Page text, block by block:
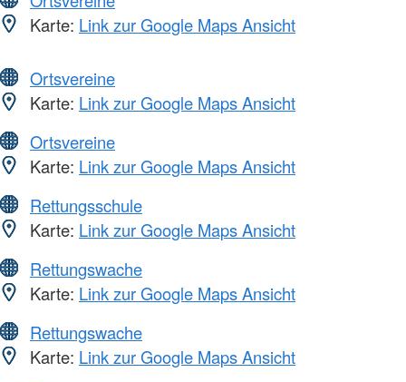
Karte: Link zur Google Maps Ansicht
Ortsvereine
Karte: Link zur Google Maps Ansicht
Ortsvereine
Karte: Link zur Google Maps Ansicht
Rettungsschule
Karte: Link zur Google Maps Ansicht
Rettungswache
Karte: Link zur Google Maps Ansicht
Rettungswache
Karte: Link zur Google Maps Ansicht